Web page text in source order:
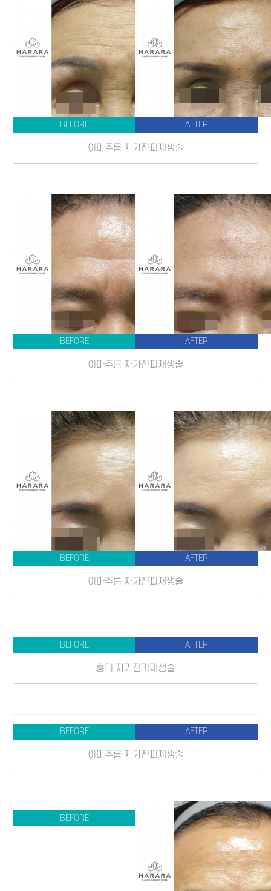
BEFORE AFTER
이마주름 자가진피재생술
BEFORE AFTER
이마주름 자가진피재생술
BEFORE AFTER
이마주름 자가진피재생술
BEFORE AFTER
흉터 자가진피재생술
BEFORE AFTER
이마주름 자가진피재생술
BEFORE